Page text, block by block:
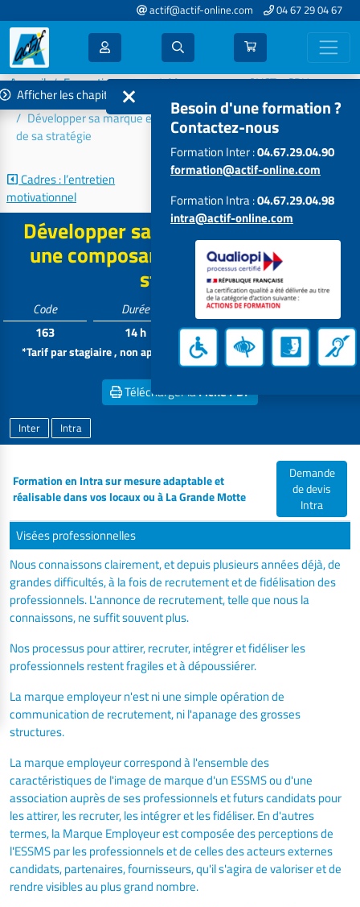
actif@actif-online.com 04 67 29 04 67
Accueil Formations 2026
Management - QVCT - GRH
Gestion des ressources humaines (GRH)
Développer sa marque employeur : une composante essentielle
de sa stratégie
Afficher les chapitres
Cadres : l’entretien
motivationnel
Absentéisme : le Job Crafting au...
Développer sa marque employeur :
une composante essentielle de sa
stratégie
Code
163
Durée
14 h
Tarif*
644 €
4 à 15
*Tarif par stagiaire , non applicable aux formations intra dans vos
locaux
Télécharger laFiche PDF
Inter Intra
Formation en Intra sur mesure adaptable et
réalisable dans vos locaux ou à La Grande Motte
Demande
de devis
Intra
Visées professionnelles
Nous connaissons clairement, et depuis plusieurs années déjà, de
grandes difficultés, à la fois de recrutement et de fidélisation des
professionnels. L'annonce de recrutement, telle que nous la
connaissons, ne suffit souvent plus.
Nos processus pour attirer, recruter, intégrer et fidéliser les
professionnels restent fragiles et à dépoussiérer.
La marque employeur n'est ni une simple opération de
communication de recrutement, ni l'apanage des grosses
structures.
La marque employeur correspond à l'ensemble des
caractéristiques de l'image de marque d'un ESSMS ou d'une
association auprès de ses professionnels et futurs candidats pour
les attirer, les recruter, les intégrer et les fidéliser. En d'autres
termes, la Marque Employeur est composée des perceptions de
l'ESSMS par les professionnels et de celles des acteurs externes
candidats, partenaires, fournisseurs, qu'il s'agira de valoriser et de
rendre visibles au plus grand nombre.
Besoin d'une formation ?
Contactez-nous
Formation Inter :04.67.29.04.90
formation@actif-online.com
Formation Intra :04.67.29.04.98
intra@actif-online.com